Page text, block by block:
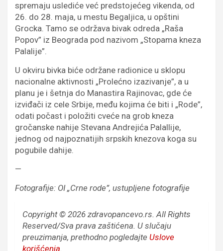
spremaju uslediće već predstojećeg vikenda, od
26. do 28. maja, u mestu Begaljica, u opštini
Grocka. Tamo se održava bivak odreda „Raša
Popov” iz Beograda pod nazivom „Stopama kneza
Palalije”.
U okviru bivka biće održane radionice u sklopu
nacionalne aktivnosti „Prolećno izazivanje”, a u
planu je i šetnja do Manastira Rajinovac, gde će
izviđači iz cele Srbije, među kojima će biti i „Rode”,
odati počast i položiti cveće na grob kneza
gročanske nahije Stevana Andrejića Palallije,
jednog od najpoznatijih srpskih knezova koga su
pogubile dahije.
—
Fotografije: OI „Crne rode”, ustupljene fotografije
Copyright © 2026 zdravopancevo.rs. All Rights
Reserved/Sva prava zaštićena. U slučaju
preuzimanja, prethodno pogledajte Uslove
korišćenja.